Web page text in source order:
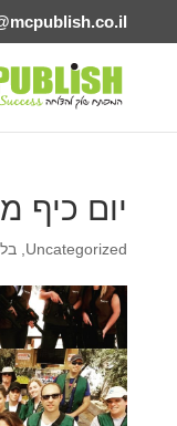
יום כיף
Uncategorized